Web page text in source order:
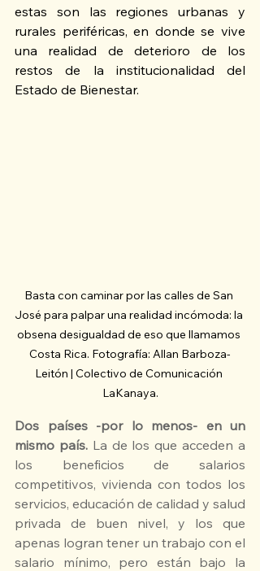
estas son las regiones urbanas y
rurales periféricas, en donde se vive
una realidad de deterioro de los
restos de la institucionalidad del
Estado de Bienestar.
Basta con caminar por las calles de San
José para palpar una realidad incómoda: la
obsena desigualdad de eso que llamamos
Costa Rica. Fotografía: Allan Barboza-
Leitón | Colectivo de Comunicación
LaKanaya.
Dos países -por lo menos- en un
mismo país. La de los que acceden a
los beneficios de salarios
competitivos, vivienda con todos los
servicios, educación de calidad y salud
privada de buen nivel, y los que
apenas logran tener un trabajo con el
salario mínimo, pero están bajo la